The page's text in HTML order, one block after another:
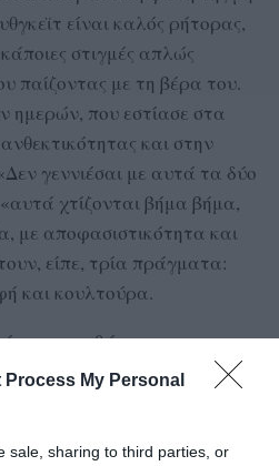
Process My Personal
sale, sharing to third parties, or
είναι καλός ρήτορας,
στιγμές απλώς
παίζοντας με τη βέρα του.
ημερών, που εστίασε στα
και στην
γεννιέσαι με αυτά τα δύο
χτίζονται βήμα βήμα,
με αποφασιστικότητα και
είπε, τρία πράγματα:
και κουλτούρα.
«αισθάνονται
να ανοιχτούν σε φίλους
έχουν δίπλα τους γονείς,
ασκήσουν την κατάλληλη